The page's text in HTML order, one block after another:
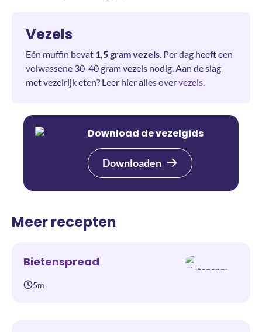
Vezels
Eén muffin bevat 1,5 gram vezels. Per dag heeft een
volwassene 30-40 gram vezels nodig. Aan de slag
met vezelrijk eten? Leer hier alles overvezels.
Download de vezelgids
Downloaden
Meer recepten
Bietenspread
5m